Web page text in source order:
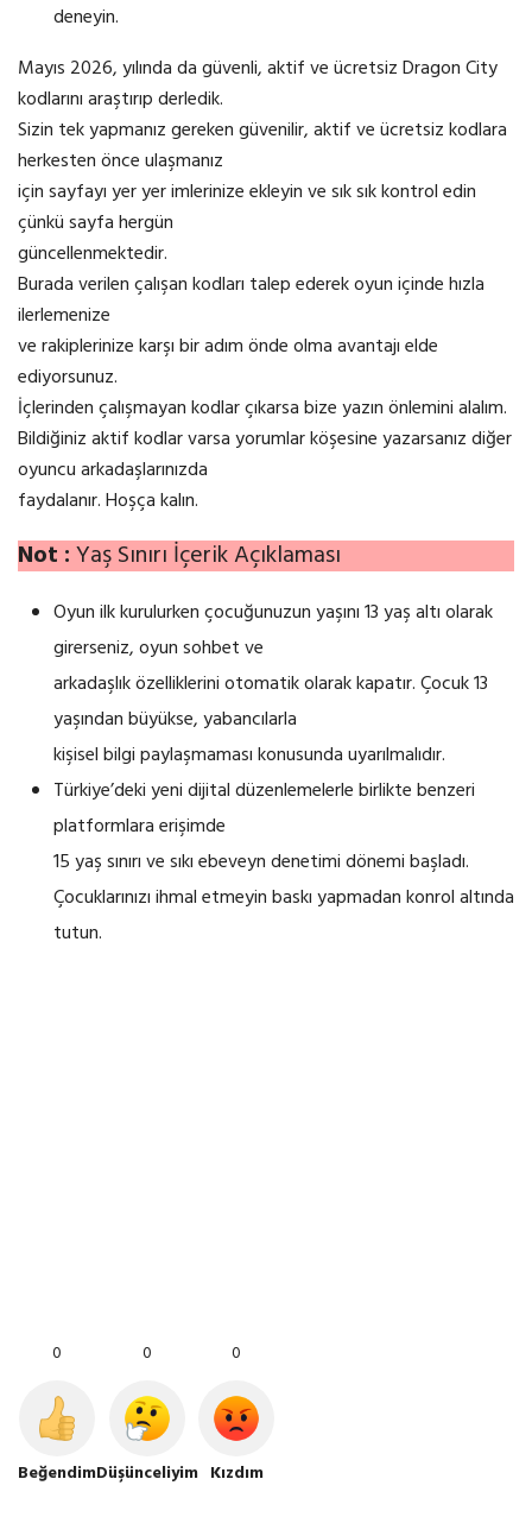
deneyin.
Mayıs 2026, yılında da güvenli, aktif ve ücretsiz Dragon City
kodlarını araştırıp derledik.
Sizin tek yapmanız gereken güvenilir, aktif ve ücretsiz kodlara
herkesten önce ulaşmanız
için sayfayı yer yer imlerinize ekleyin ve sık sık kontrol edin
çünkü sayfa hergün
güncellenmektedir.
Burada verilen çalışan kodları talep ederek oyun içinde hızla
ilerlemenize
ve rakiplerinize karşı bir adım önde olma avantajı elde
ediyorsunuz.
İçlerinden çalışmayan kodlar çıkarsa bize yazın önlemini alalım.
Bildiğiniz aktif kodlar varsa yorumlar köşesine yazarsanız diğer
oyuncu arkadaşlarınızda
faydalanır. Hoşça kalın.
Not :Yaş Sınırı İçerik Açıklaması
Oyun ilk kurulurken çocuğunuzun yaşını 13 yaş altı olarak
girerseniz, oyun sohbet ve
arkadaşlık özelliklerini otomatik olarak kapatır. Çocuk 13
yaşından büyükse, yabancılarla
kişisel bilgi paylaşmaması konusunda uyarılmalıdır.
Türkiye’deki yeni dijital düzenlemelerle birlikte benzeri
platformlara erişimde
15 yaş sınırı ve sıkı ebeveyn denetimi dönemi başladı.
Çocuklarınızı ihmal etmeyin baskı yapmadan konrol altında
tutun.
0
Beğendim
0
Düşünceliyim
0
Kızdım